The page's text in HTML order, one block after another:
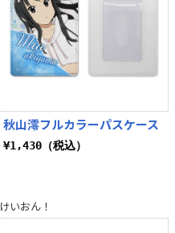
秋山澪フルカラーパスケース
¥1,430（税込）
けいおん！